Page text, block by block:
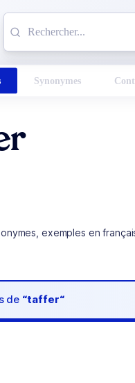
Synonymes
exemples en
de “taffer“